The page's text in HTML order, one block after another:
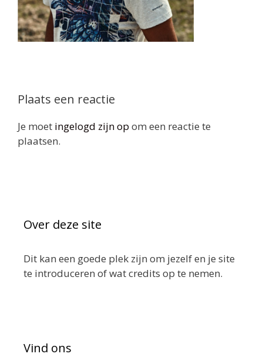
Plaats een reactie
Je moet ingelogd zijn op om een reactie te
plaatsen.
Over deze site
Dit kan een goede plek zijn om jezelf en je site
te introduceren of wat credits op te nemen.
Vind ons